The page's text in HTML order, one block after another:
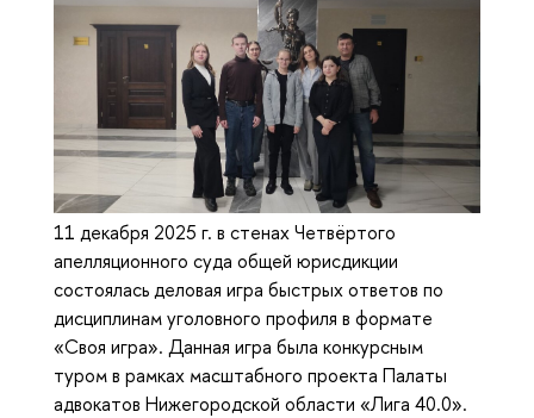
11 декабря 2025 г. в стенах Четвёртого
апелляционного суда общей юрисдикции
состоялась деловая игра быстрых ответов по
дисциплинам уголовного профиля в формате
«Своя игра». Данная игра была конкурсным
туром в рамках масштабного проекта Палаты
адвокатов Нижегородской области «Лига 40.0».